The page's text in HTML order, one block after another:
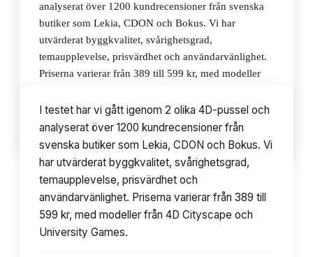
analyserat över 1200 kundrecensioner från svenska
butiker som Lekia, CDON och Bokus. Vi har
utvärderat byggkvalitet, svårighetsgrad,
temaupplevelse, prisvärdhet och användarvänlighet.
Priserna varierar från 389 till 599 kr, med modeller
Innehållsförteckning 7avsnitt
I testet har vi gått igenom 2 olika 4D-pussel och
analyserat över 1200 kundrecensioner från
svenska butiker som Lekia, CDON och Bokus. Vi
har utvärderat byggkvalitet, svårighetsgrad,
temaupplevelse, prisvärdhet och
användarvänlighet. Priserna varierar från 389 till
599 kr, med modeller från 4D Cityscape och
University Games.